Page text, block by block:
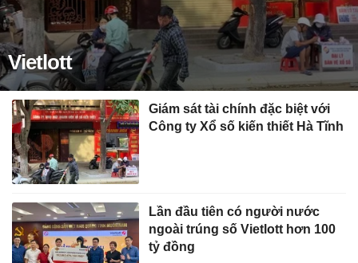
Vietlott
Giám sát tài chính đặc biệt với
Công ty Xổ số kiến thiết Hà Tĩnh
Lần đầu tiên có người nước
ngoài trúng số Vietlott hơn 100
tỷ đồng